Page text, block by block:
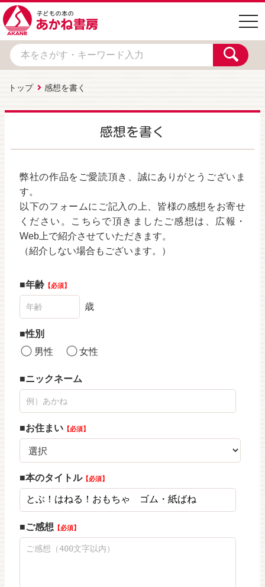
トップ 感想を書く
感想を書く
弊社の作品をご愛読頂き、誠にありがとうございま
す。
以下のフォームにご記入の上、皆様の感想をお寄せ
ください。こちらで頂きましたご感想は、広報・
Web上で紹介させていただきます。
（紹介しない場合もございます。）
年齢 必須
歳
性別
男性
女性
ニックネーム
お住まい 必須
本のタイトル 必須
ご感想 必須